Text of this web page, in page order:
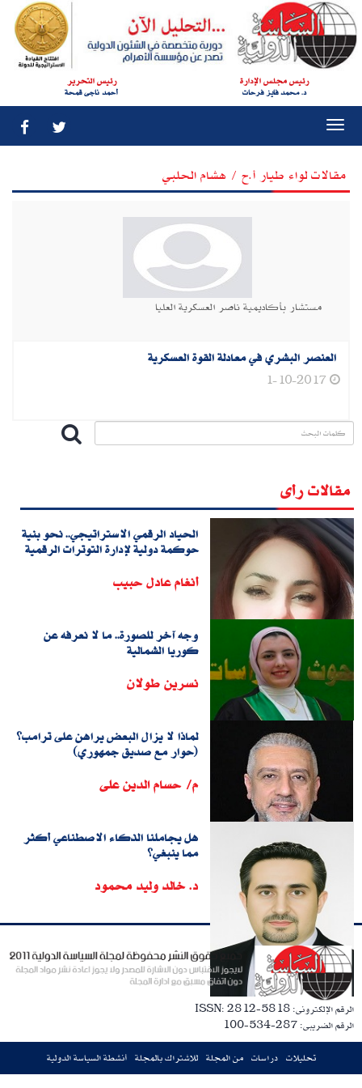
رئيس مجلس الإدارة
د. محمد فايز فرحات
رئيس التحرير
أحمد ناجى قمحة
مقالات لواء طيار أ.ح / هشام الحلبي
مستشار بأكاديمية ناصر العسكرية العليا
العنصر البشري في معادلة القوة العسكرية
1-10-2017
مقالات رأى
الحياد الرقمي الاستراتيجي.. نحو بنية
حوكمة دولية لإدارة التوترات الرقمية
أنغام عادل حبيب
وجه آخر للصورة.. ما لا نعرفه عن
كوريا الشمالية
نسرين طولان
لماذا لا يزال البعض يراهن على ترامب؟
(حوار مع صديق جمهوري)
م/ حسام الدين على
هل يجاملنا الذكاء الاصطناعي أكثر
مما ينبغي؟
د. خالد وليد محمود
الرقم الإلكترونى: ISSN: 2812-5818
الرقم الضريبى: 287-534-100
تحليلات دراسات من المجلة للاشتراك بالمجلة أنشطة السياسة الدولية